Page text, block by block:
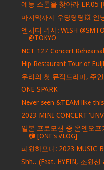
예능 스톤을 찾아라 EP.05
마지막까지 우당탕탕💥 안
엔시티 위시: WISH
@TOKYO
NCT 127 Concert
Hip Restaurant Tour of
우리의 첫 뮤직드라마, 주
ONE SPARK
Never seen &TEAM like
2023 MINI CONCERT
일본 프로모션 중 온앤오
📷 [ONF's VLOG]
피원하모니: 2023 MUSIC
Shh.. (Feat. HYEIN, 조원선